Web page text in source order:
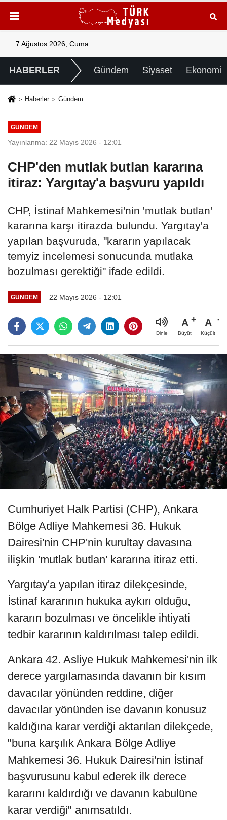
7 Ağustos 2026, Cuma
HABERLER Gündem Siyaset Ekonomi
Haberler Gündem
GÜNDEM
Yayınlanma: 22 Mayıs 2026 - 12:01
CHP'den mutlak butlan kararına
itiraz: Yargıtay'a başvuru yapıldı
CHP, İstinaf Mahkemesi'nin 'mutlak butlan'
kararına karşı itirazda bulundu. Yargıtay'a
yapılan başvuruda, "kararın yapılacak
temyiz incelemesi sonucunda mutlaka
bozulması gerektiği" ifade edildi.
GÜNDEM 22 Mayıs 2026 - 12:01
Dinle
A
Büyüt
A
Küçült
Cumhuriyet Halk Partisi (CHP), Ankara
Bölge Adliye Mahkemesi 36. Hukuk
Dairesi'nin CHP'nin kurultay davasına
ilişkin 'mutlak butlan' kararına itiraz etti.
Yargıtay'a yapılan itiraz dilekçesinde,
İstinaf kararının hukuka aykırı olduğu,
kararın bozulması ve öncelikle ihtiyati
tedbir kararının kaldırılması talep edildi.
Ankara 42. Asliye Hukuk Mahkemesi'nin ilk
derece yargılamasında davanın bir kısım
davacılar yönünden reddine, diğer
davacılar yönünden ise davanın konusuz
kaldığına karar verdiği aktarılan dilekçede,
"buna karşılık Ankara Bölge Adliye
Mahkemesi 36. Hukuk Dairesi'nin İstinaf
başvurusunu kabul ederek ilk derece
kararını kaldırdığı ve davanın kabulüne
karar verdiği" anımsatıldı.